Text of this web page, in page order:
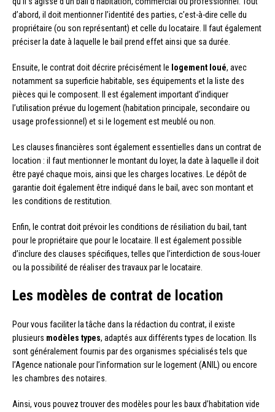
d’abord, il doit mentionner l’identité des parties, c’est-à-dire celle du
propriétaire (ou son représentant) et celle du locataire. Il faut également
préciser la date à laquelle le bail prend effet ainsi que sa durée.
Ensuite, le contrat doit décrire précisément le logement loué, avec
notamment sa superficie habitable, ses équipements et la liste des
pièces qui le composent. Il est également important d’indiquer
l’utilisation prévue du logement (habitation principale, secondaire ou
usage professionnel) et si le logement est meublé ou non.
Les clauses financières sont également essentielles dans un contrat de
location : il faut mentionner le montant du loyer, la date à laquelle il doit
être payé chaque mois, ainsi que les charges locatives. Le dépôt de
garantie doit également être indiqué dans le bail, avec son montant et
les conditions de restitution.
Enfin, le contrat doit prévoir les conditions de résiliation du bail, tant
pour le propriétaire que pour le locataire. Il est également possible
d’inclure des clauses spécifiques, telles que l’interdiction de sous-louer
ou la possibilité de réaliser des travaux par le locataire.
Les modèles de contrat de location
Pour vous faciliter la tâche dans la rédaction du contrat, il existe
plusieurs modèles types, adaptés aux différents types de location. Ils
sont généralement fournis par des organismes spécialisés tels que
l’Agence nationale pour l’information sur le logement (ANIL) ou encore
les chambres des notaires.
Ainsi, vous pouvez trouver des modèles pour les baux d’habitation vide